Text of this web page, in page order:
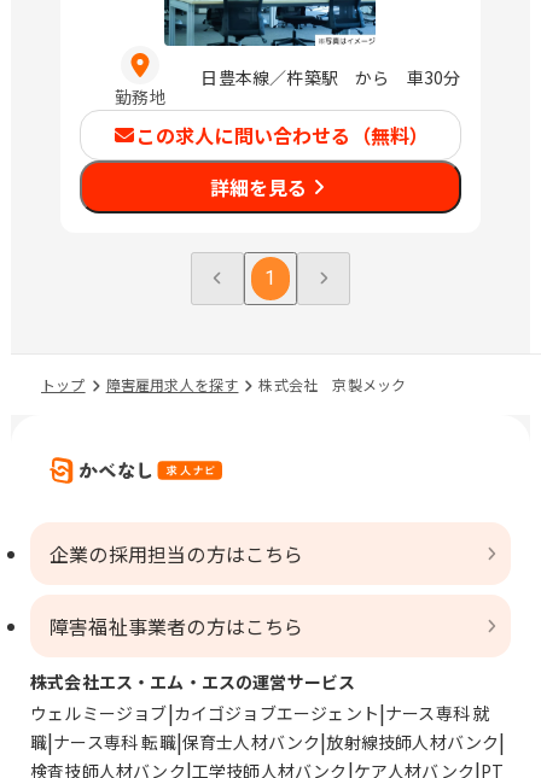
勤務地
日豊本線／杵築駅 から 車30分
この求人に問い合わせる（無料）
詳細を見る
1
トップ 障害雇用求人を探す 株式会社 京製メック
企業の採用担当の方はこちら
障害福祉事業者の方はこちら
株式会社エス・エム・エスの運営サービス
ウェルミージョブ カイゴジョブエージェント ナース専科 就
職 ナース専科 転職 保育士人材バンク 放射線技師人材バンク
検査技師人材バンク 工学技師人材バンク ケア人材バンク PT